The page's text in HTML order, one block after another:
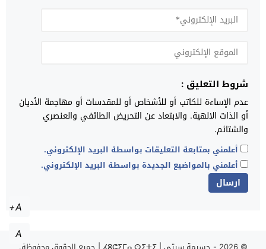
شروط التعليق :
عدم الإساءة للكاتب أو للأشخاص أو للمقدسات أو مهاجمة الأديان
أو الذات الالهية. والابتعاد عن التحريض الطائفي والعنصري
والشتائم.
أعلمني بمتابعة التعليقات بواسطة البريد الإلكتروني.
أعلمني بالمواضيع الجديدة بواسطة البريد الإلكتروني.
A+
A